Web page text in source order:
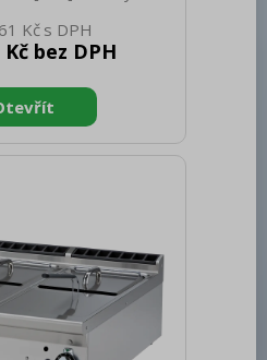
[mm]: 830 Hloubka
Výška brutto [mm]:
zařízení
S podestavbou
31.800 Napájení:
Kč
Kč bez DPH